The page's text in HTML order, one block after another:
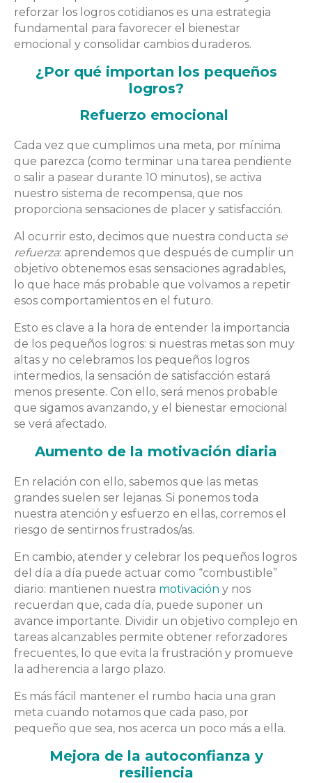
reforzar los logros cotidianos es una estrategia
fundamental para favorecer el bienestar
emocional y consolidar cambios duraderos.
¿Por qué importan los pequeños
logros?
Refuerzo emocional
Cada vez que cumplimos una meta, por mínima
que parezca (como terminar una tarea pendiente
o salir a pasear durante 10 minutos), se activa
nuestro sistema de recompensa, que nos
proporciona sensaciones de placer y satisfacción.
Al ocurrir esto, decimos que nuestra conducta se
refuerza: aprendemos que después de cumplir un
objetivo obtenemos esas sensaciones agradables,
lo que hace más probable que volvamos a repetir
esos comportamientos en el futuro.
Esto es clave a la hora de entender la importancia
de los pequeños logros: si nuestras metas son muy
altas y no celebramos los pequeños logros
intermedios, la sensación de satisfacción estará
menos presente. Con ello, será menos probable
que sigamos avanzando, y el bienestar emocional
se verá afectado.
Aumento de la motivación diaria
En relación con ello, sabemos que las metas
grandes suelen ser lejanas. Si ponemos toda
nuestra atención y esfuerzo en ellas, corremos el
riesgo de sentirnos frustrados/as.
En cambio, atender y celebrar los pequeños logros
del día a día puede actuar como “combustible”
diario: mantienen nuestra motivación y nos
recuerdan que, cada día, puede suponer un
avance importante. Dividir un objetivo complejo en
tareas alcanzables permite obtener reforzadores
frecuentes, lo que evita la frustración y promueve
la adherencia a largo plazo.
Es más fácil mantener el rumbo hacia una gran
meta cuando notamos que cada paso, por
pequeño que sea, nos acerca un poco más a ella.
Mejora de la autoconfianza y
resiliencia